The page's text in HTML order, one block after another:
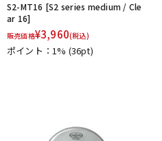
S2-MT16 [S2 series medium / Cle
ar 16]
販売価格¥3,960(税込)
ポイント：1% (36pt)